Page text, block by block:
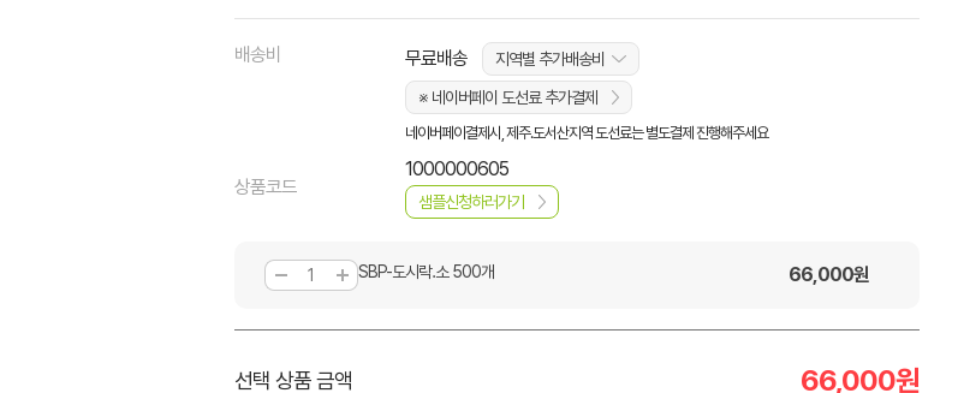
배송비 무료배송
지역별 추가배송비
※ 네이버페이 도선료 추가결제
네이버페이결제시, 제주.도서산지역 도선료는 별도결제 진행해주세요
상품코드
1000000605
샘플신청하러가기
SBP-도시락.소 500개 66,000원
선택 상품 금액 66,000원